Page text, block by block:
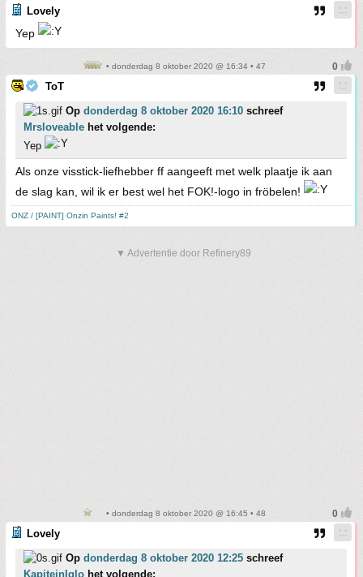
Lovely
Yep
• donderdag 8 oktober 2020 @ 16:34 • 47
ToT
Op donderdag 8 oktober 2020 16:10 schreef
Mrsloveable het volgende:
Yep
Als onze visstick-liefhebber ff aangeeft met welk plaatje ik aan
de slag kan, wil ik er best wel het FOK!-logo in fröbelen!
ONZ / [PAINT] Onzin Paints! #2
▼ Advertentie door Refinery89
• donderdag 8 oktober 2020 @ 16:45 • 48
Lovely
Op donderdag 8 oktober 2020 12:25 schreef
KapiteinIglo het volgende: